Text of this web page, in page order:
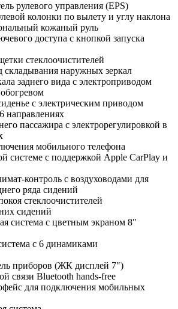
рулевого управления (EPS)
колонки по вылету и углу наклона
кожаный руль
доступа с кнопкой запуска
стеклоочистителей
складывания наружных зеркал
заднего вида с электроприводом
с электрическим приводом
направлениях
пассажира с электрорегулировкой в
мобильного телефона
системе с поддержкой Apple CarPlay и
контроль с воздуховодами для
ряда сидений
стеклоочистителей
сидений
система c цветным экраном 8"
c 6 динамиками
приборов (ЖК дисплей 7")
связи Bluetooth hands-free
для подключения мобильных